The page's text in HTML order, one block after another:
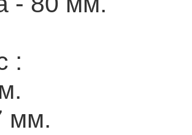
:
мм.